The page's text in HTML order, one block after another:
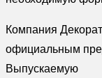
Компания
официальным
Выпускаемую